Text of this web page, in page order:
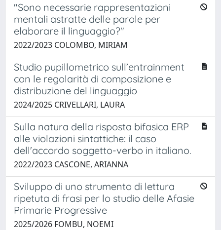
"Sono necessarie rappresentazioni
mentali astratte delle parole per
elaborare il linguaggio?"
2022/2023 COLOMBO, MIRIAM
Studio pupillometrico sull’entrainment
con le regolarità di composizione e
distribuzione del linguaggio
2024/2025 CRIVELLARI, LAURA
Sulla natura della risposta bifasica ERP
alle violazioni sintattiche: il caso
dell'accordo soggetto-verbo in italiano.
2022/2023 CASCONE, ARIANNA
Sviluppo di uno strumento di lettura
ripetuta di frasi per lo studio delle Afasie
Primarie Progressive
2025/2026 FOMBU, NOEMI